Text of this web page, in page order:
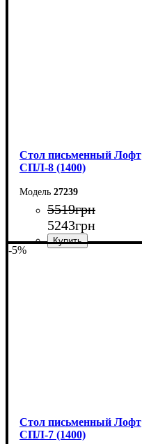
Стол письменный Лофт
СПЛ-8 (1400)
27239
5519грн
5243грн
-5%
Стол письменный Лофт
СПЛ-7 (1400)